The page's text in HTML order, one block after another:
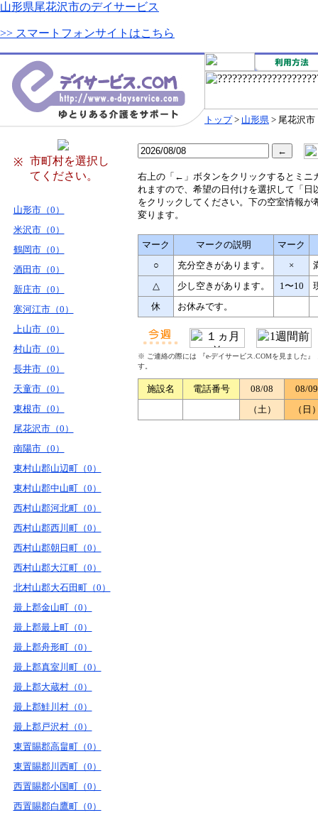
山形県尾花沢市のデイサービス
>> スマートフォンサイトはこちら
トップ> 山形県 > 尾花沢市
※
市町村を選択し
てください。
山形市（0）
米沢市（0）
鶴岡市（0）
酒田市（0）
新庄市（0）
寒河江市（0）
上山市（0）
村山市（0）
長井市（0）
天童市（0）
東根市（0）
尾花沢市（0）
南陽市（0）
東村山郡山辺町（0）
東村山郡中山町（0）
西村山郡河北町（0）
西村山郡西川町（0）
西村山郡朝日町（0）
西村山郡大江町（0）
北村山郡大石田町（0）
最上郡金山町（0）
最上郡最上町（0）
最上郡舟形町（0）
最上郡真室川町（0）
最上郡大蔵村（0）
最上郡鮭川村（0）
最上郡戸沢村（0）
東置賜郡高畠町（0）
東置賜郡川西町（0）
西置賜郡小国町（0）
西置賜郡白鷹町（0）
右上の「←」ボタンをクリックするとミニ
れますので、希望の日付けを選択して「日
をクリックしてください。下の空室情報が
変ります。
マーク マークの説明
マーク
○
充分空きがあります。 ×
△
少し空きがあります。 1〜10
休
お休みです。
※ ご連絡の際には 『e-デイサービス.COMを見ました
す。
施設名 電話番号 08/08
08/09
（土）
（日